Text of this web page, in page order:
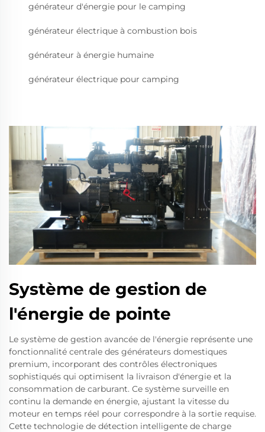
générateur d'énergie pour le camping
générateur électrique à combustion bois
générateur à énergie humaine
générateur électrique pour camping
Système de gestion de
l'énergie de pointe
Le système de gestion avancée de l'énergie représente une
fonctionnalité centrale des générateurs domestiques
premium, incorporant des contrôles électroniques
sophistiqués qui optimisent la livraison d'énergie et la
consommation de carburant. Ce système surveille en
continu la demande en énergie, ajustant la vitesse du
moteur en temps réel pour correspondre à la sortie requise.
Cette technologie de détection intelligente de charge